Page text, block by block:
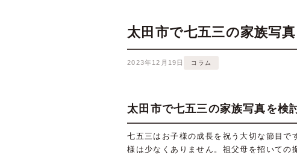
太田市で七五三の家族写
2023年12月19日 コラム
太田市で七五三の家族写真を検
七五三はお子様の成長を祝う大切な節目
様は少なくありません。祖父母を招いて